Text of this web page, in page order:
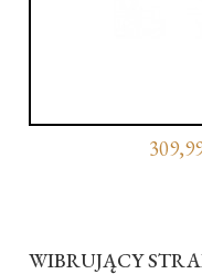
WIBRUJĄCY